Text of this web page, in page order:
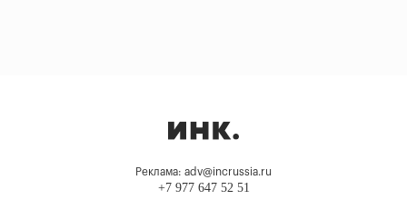
Реклама: adv@incrussia.ru
+7 977 647 52 51